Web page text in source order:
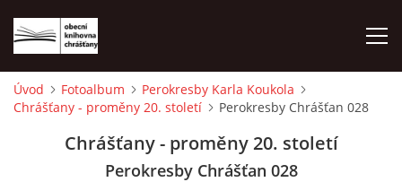
ÚVOD
LETNÍ KINO 2026
Úvod Fotoalbum
Perokresby Karla Koukola
Chrášťany - proměny 20. století
Perokresby Chrášťan 028
Chrášťany - proměny 20. století
Perokresby Chrášťan 028